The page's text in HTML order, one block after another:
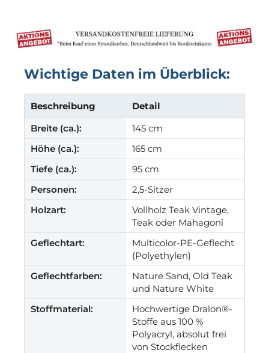
Wichtige Daten im Überblick:
Beschreibung
Detail
Breite (ca.):
145 cm
Höhe (ca.):
165 cm
Tiefe (ca.):
95 cm
Personen:
2,5-Sitzer
Holzart:
Vollholz Teak Vintage,
Teak oder Mahagoni
Geflechtart:
Multicolor-PE-Geflecht
(Polyethylen)
Geflechtfarben:
Nature Sand, Old Teak
und Nature White
Stoffmaterial:
Hochwertige Dralon®-
Stoffe aus 100 %
Polyacryl, absolut frei
von Stockflecken